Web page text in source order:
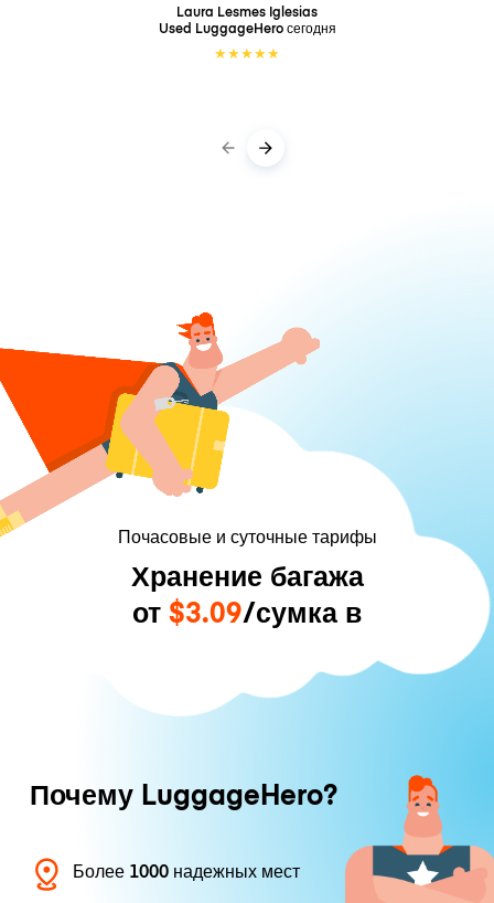
Laura Lesmes Iglesias
Used LuggageHeroсегодня
★★★★★
Почасовые и суточные тарифы
Хранение багажа
от $3.09/сумка в
Почему LuggageHero?
Более 1000 надежных мест